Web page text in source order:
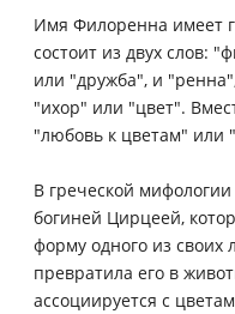
Имя Филоренна имеет
состоит из двух слов:
или "дружба", и
"ихор" или "цвет".
"любовь к цветам" или
В греческой
богиней Цирцеей,
форму одного из своих
превратила его в
ассоциируется с